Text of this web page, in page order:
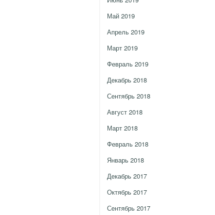
Май 2019
Апрель 2019
Март 2019
Февраль 2019
Декабрь 2018
Сентябрь 2018
Август 2018
Март 2018
Февраль 2018
Январь 2018
Декабрь 2017
Октябрь 2017
Сентябрь 2017